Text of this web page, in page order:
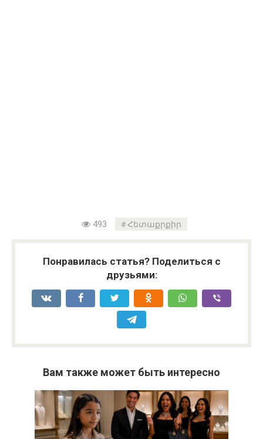
493 Հետաքրքիր
Понравилась статья? Поделиться с
друзьями:
Вам также может быть интересно